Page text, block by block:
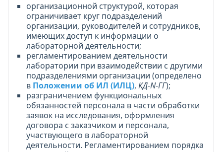
организационной структурой, которая
ограничивает круг подразделений
организации, руководителей и сотрудников,
имеющих доступ к информации о
лабораторной деятельности;
регламентированием деятельности
лаборатории при взаимодействии с другими
подразделениями организации (определено
в Положении об ИЛ (ИЛЦ), КД-N-ГГ);
разграничением функциональных
обязанностей персонала в части обработки
заявок на исследования, оформления
договора с заказчиком и персонала,
участвующего в лабораторной
деятельности. Регламентированием порядка